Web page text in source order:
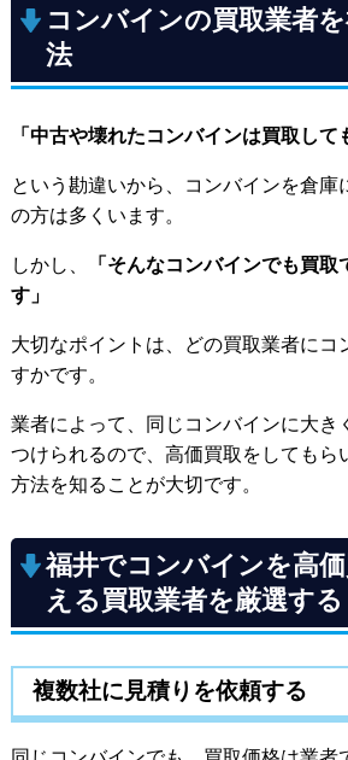
コンバインの買取業者
法
「中古や壊れたコンバインは買取して
という勘違いから、コンバインを倉庫
の方は多くいます。
しかし、
「そんなコンバインでも買取
す」
大切なポイントは、どの買取業者にコ
すかです。
業者によって、同じコンバインに大き
つけられるので、高価買取をしてもら
方法を知ることが大切です。
福井でコンバインを高
える買取業者を厳選する
複数社に見積りを依頼する